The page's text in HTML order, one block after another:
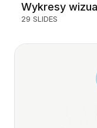
Wykresy
29 SLIDES